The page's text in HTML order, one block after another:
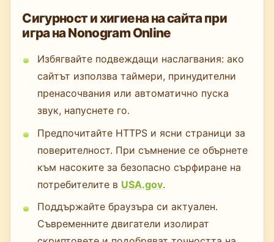
Сигурност и хигиена на сайта при
игра на Nonogram Online
Избягвайте подвеждащи наслагвания: ако
сайтът използва таймери, принудителни
пренасочвания или автоматично пуска
звук, напуснете го.
Предпочитайте HTTPS и ясни страници за
поверителност. При съмнение се обърнете
към насоките за безопасно сърфиране на
потребителите в USA.gov.
Поддържайте браузъра си актуален.
Съвременните двигатели изолират